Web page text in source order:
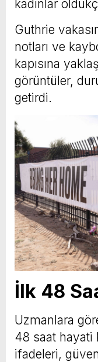
kadınlar
Guthrie
notları ve
kapısına
görüntüler,
getirdi.
İlk 48
Uzmanlara
48 saat hayati
ifadeleri,